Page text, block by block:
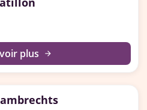
plus arrow_forward